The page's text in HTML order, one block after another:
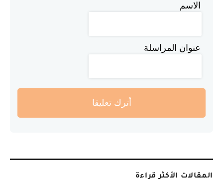
الاسم
عنوان المراسلة
أترك تعليقا
المقالات الأكثر قراءة